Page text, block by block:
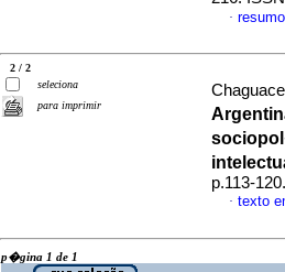
·
2 / 2
seleciona
para imprimir
p.113-
· texto
p�gina 1 de 1